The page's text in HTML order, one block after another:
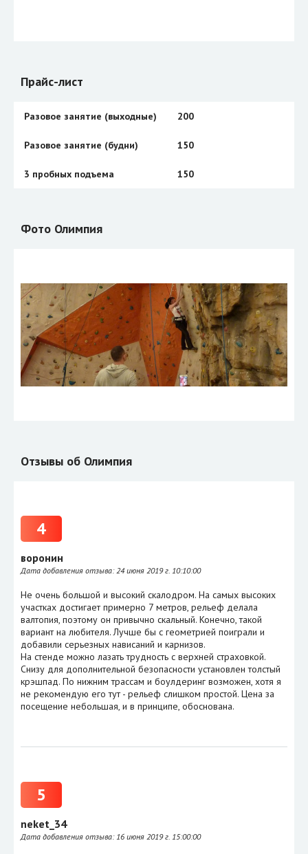
Прайс-лист
Разовое занятие (выходные) 200
Разовое занятие (будни) 150
3 пробных подъема 150
Фото Олимпия
Отзывы об Олимпия
воронин
Дата добавления отзыва: 24 июня 2019 г. 10:10:00
4
Не очень большой и высокий скалодром. На самых высоких
участках достигает примерно 7 метров, рельеф делала
валтопия, поэтому он привычно скальный. Конечно, такой
вариант на любителя. Лучше бы с геометрией поиграли и
добавили серьезных нависаний и карнизов.
На стенде можно лазать трудность с верхней страховкой.
Снизу для дополнительной безопасности установлен толстый
крэшпад. По нижним трассам и боулдеринг возможен, хотя я
не рекомендую его тут - рельеф слишком простой. Цена за
посещение небольшая, и в принципе, обоснована.
neket_34
Дата добавления отзыва:16 июня 2019 г. 15:00:00
5